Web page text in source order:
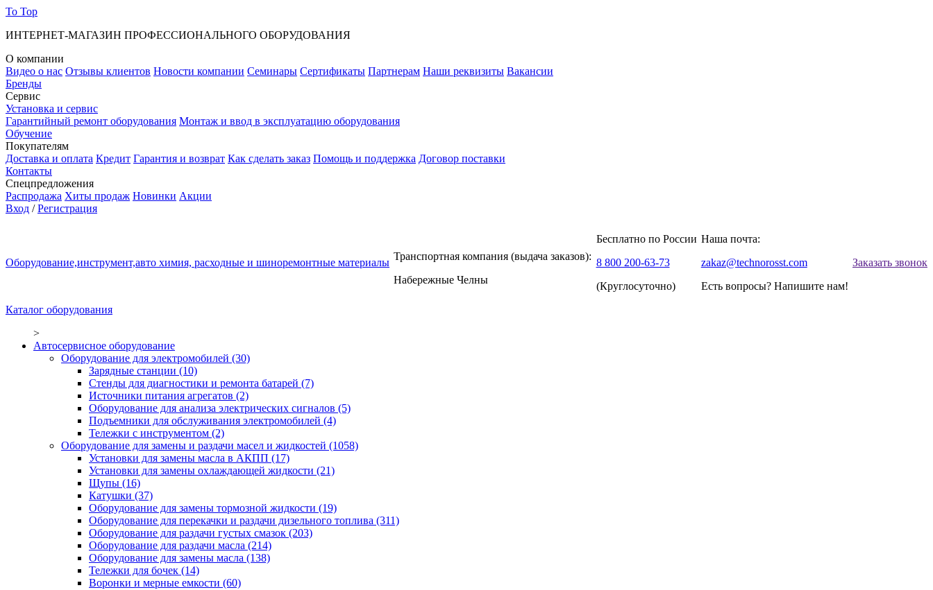
To Top
ИНТЕРНЕТ-МАГАЗИН ПРОФЕССИОНАЛЬНОГО ОБОРУДОВАНИЯ
О компании
Видео о нас Отзывы клиентов Новости компании Семинары Сертификаты Партнерам Наши реквизиты Вакансии
Бренды
Сервис
Установка и сервис
Гарантийный ремонт оборудования Монтаж и ввод в эксплуатацию оборудования
Обучение
Покупателям
Доставка и оплата Кредит Гарантия и возврат Как сделать заказ Помощь и поддержка Договор поставки
Контакты
Спецпредложения
Распродажа Хиты продаж Новинки Акции
Вход /Регистрация
Оборудование,инструмент,авто химия, расходные и шиноремонтные материалы
Транспортная компания (выдача заказов):
Набережные Челны
Бесплатно по России
8 800 200-63-73
(Круглосуточно)
Наша почта:
zakaz@technorosst.com
Есть вопросы? Напишите нам!
Заказать звонок
Каталог оборудования
>
Автосервисное оборудование
Оборудование для электромобилей (30)
Зарядные станции (10)
Стенды для диагностики и ремонта батарей (7)
Источники питания агрегатов (2)
Оборудование для анализа электрических сигналов (5)
Подъемники для обслуживания электромобилей (4)
Тележки с инструментом (2)
Оборудование для замены и раздачи масел и жидкостей (1058)
Установки для замены масла в АКПП (17)
Установки для замены охлаждающей жидкости (21)
Щупы (16)
Катушки (37)
Оборудование для замены тормозной жидкости (19)
Оборудование для перекачки и раздачи дизельного топлива (311)
Оборудование для раздачи густых смазок (203)
Оборудование для раздачи масла (214)
Оборудование для замены масла (138)
Тележки для бочек (14)
Воронки и мерные емкости (60)